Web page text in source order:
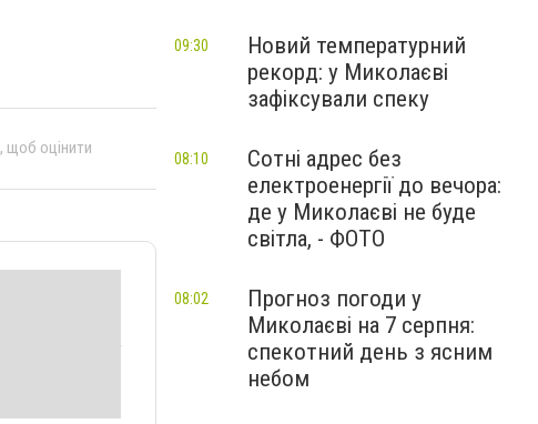
, щоб оцінити
Новий температурний
рекорд: у Миколаєві
зафіксували спеку
09:30
Сотні адрес без
електроенергії до вечора:
де у Миколаєві не буде
світла, - ФОТО
08:10
Прогноз погоди у
Миколаєві на 7 серпня:
спекотний день з ясним
небом
08:02